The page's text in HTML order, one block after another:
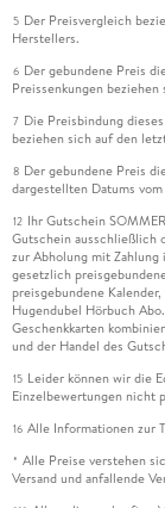
5 Der Preisvergleich
Herstellers.
6 Der gebundene Preis
Preissenkungen
7 Die Preisbindung
beziehen sich auf den
8 Der gebundene Preis
dargestellten Datums
12 Ihr Gutschein
Gutschein ausschließlich
zur Abholung mit
gesetzlich
preisgebundene
Hugendubel Hörbuch
Geschenkkarten
und der Handel des
15 Leider können wir die
Einzelbewertungen nicht
16 Alle Informationen zur
* Alle Preise verstehen
Versand und anfallende